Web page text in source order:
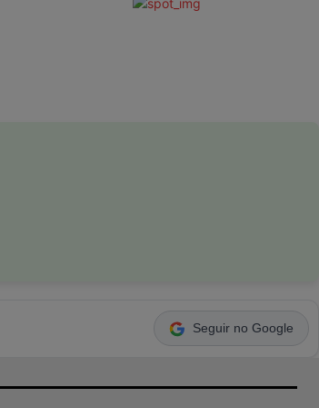
Seguir no Google